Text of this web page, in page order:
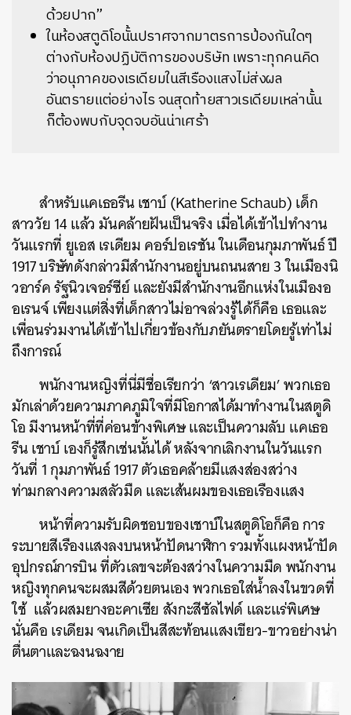
ด้วยปาก”
ในห้องสตูดิโอนั้นปราศจากมาตรการป้องกันใดๆ
ต่างกับห้องปฏิบัติการของบริษัท เพราะทุกคนคิด
ว่าอนุภาคของเรเดียมในสีเรืองแสงไม่ส่งผล
อันตรายแต่อย่างไร จนสุดท้ายสาวเรเดียมเหล่านั้น
ก็ต้องพบกับจุดจบอันน่าเศร้า
สำหรับแคเธอรีน เชาบ์ (Katherine Schaub) เด็ก
สาววัย 14 แล้ว มันคล้ายฝันเป็นจริง เมื่อได้เข้าไปทำงาน
วันแรกที่ ยูเอส เรเดียม คอร์ปอเรชัน ในเดือนกุมภาพันธ์ ปี
1917 บริษัทดังกล่าวมีสำนักงานอยู่บนถนนสาย 3 ในเมืองนิ
วอาร์ค รัฐนิวเจอร์ซีย์ และยังมีสำนักงานอีกแห่งในเมืองอ
อเรนจ์ เพียงแต่สิ่งที่เด็กสาวไม่อาจล่วงรู้ได้ก็คือ เธอและ
เพื่อนร่วมงานได้เข้าไปเกี่ยวข้องกับภยันตรายโดยรู้เท่าไม่
ถึงการณ์
พนักงานหญิงที่นี่มีชื่อเรียกว่า ‘สาวเรเดียม’ พวกเธอ
มักเล่าด้วยความภาคภูมิใจที่มีโอกาสได้มาทำงานในสตูดิ
โอ มีงานหน้าที่ที่ค่อนข้างพิเศษ และเป็นความลับ แคเธอ
รีน เชาบ์ เองก็รู้สึกเช่นนั้นได้ หลังจากเลิกงานในวันแรก
วันที่ 1 กุมภาพันธ์ 1917 ตัวเธอคล้ายมีแสงส่องสว่าง
ท่ามกลางความสลัวมืด และเส้นผมของเธอเรืองแสง
หน้าที่ความรับผิดชอบของเชาบ์ในสตูดิโอก็คือ การ
ระบายสีเรืองแสงลงบนหน้าปัดนาฬิกา รวมทั้งแผงหน้าปัด
อุปกรณ์การบิน ที่ตัวเลขจะต้องสว่างในความมืด พนักงาน
หญิงทุกคนจะผสมสีด้วยตนเอง พวกเธอใส่น้ำลงในขวดที่
ใช้ แล้วผสมยางอะคาเซีย สังกะสีซัลไฟด์ และแร่พิเศษ
นั่นคือ เรเดียม จนเกิดเป็นสีสะท้อนแสงเขียว-ขาวอย่างน่า
ตื่นตาและฉงนฉงาย